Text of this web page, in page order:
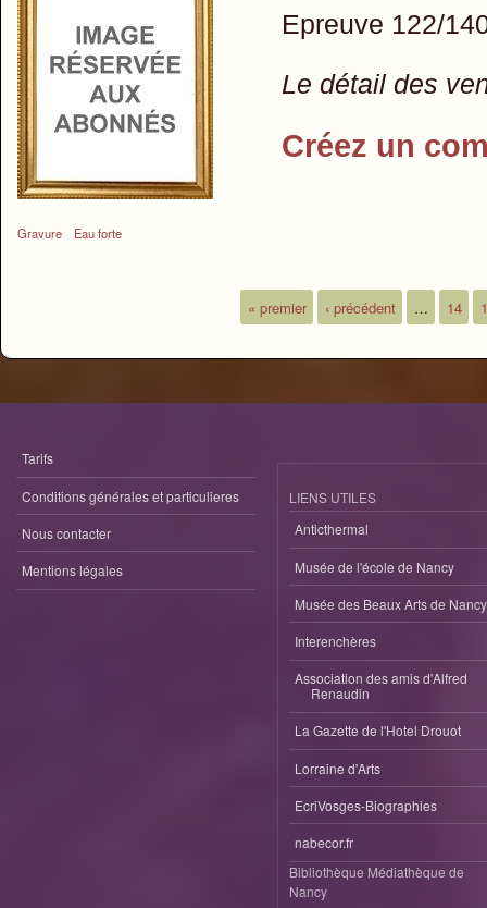
Gravure Eau forte
Epreuve 122/
Le détail des
Créez un
« premier ‹ précédent … 14
Tarifs
Conditions générales et particulieres
Nous contacter
Mentions légales
LIENS UTILES
Anticthermal
Musée de l'école de Nancy
Musée des Beaux Arts de Nancy
Interenchères
Association des amis d'Alfred
Renaudin
La Gazette de l'Hotel Drouot
Lorraine d'Arts
EcriVosges-Biographies
nabecor.fr
Bibliothèque Médiathèque de
Nancy